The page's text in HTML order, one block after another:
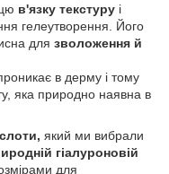
в'язку текстуру і
гелеутворення. Його
для зволоження й
в дерму і тому
яка природно наявна в
який ми вибрали
гіалуроновій
для